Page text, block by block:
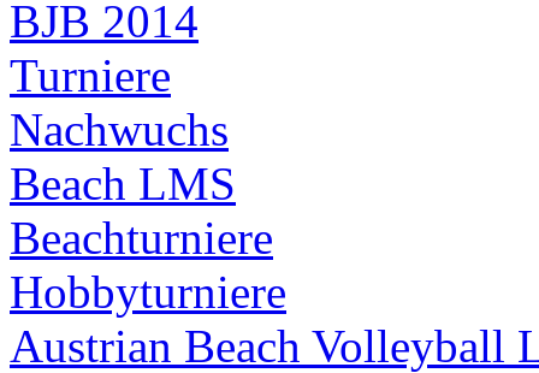
BJB 2014
Turniere
Nachwuchs
Beach LMS
Beachturniere
Hobbyturniere
Austrian Beach Volleyball